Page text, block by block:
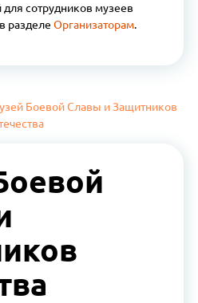
сотрудников музеев
разделе Организаторам.
Боевой Славы и Защитников